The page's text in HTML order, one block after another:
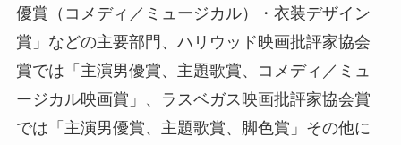
優賞（コメディ／ミュージカル）・衣装デザイン
賞」などの主要部門、ハリウッド映画批評家協会
賞では「主演男優賞、主題歌賞、コメディ／ミュ
ージカル映画賞」、ラスベガス映画批評家協会賞
では「主演男優賞、主題歌賞、脚色賞」その他に